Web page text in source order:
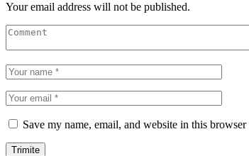
Your email address will not be published.
Save my name, email, and website in this